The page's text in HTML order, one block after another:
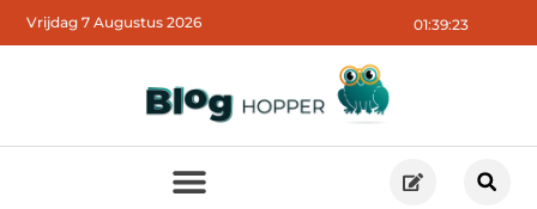
01:39:24
Vrijdag 7 Augustus 2026